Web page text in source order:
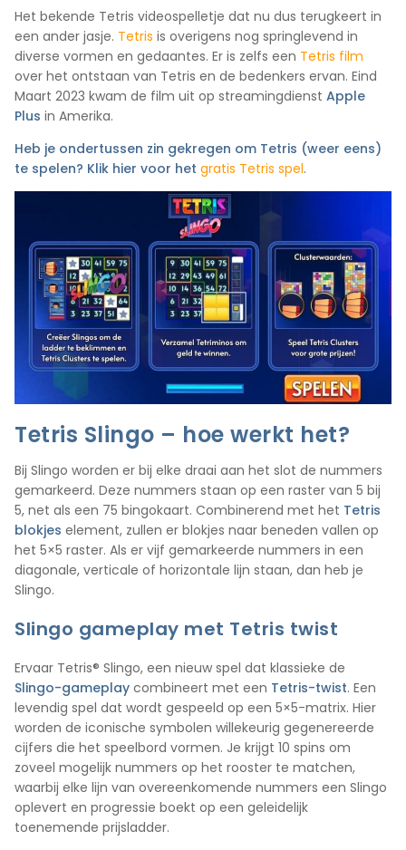
Het bekende Tetris videospelletje dat nu dus terugkeert in
een ander jasje. Tetris is overigens nog springlevend in
diverse vormen en gedaantes. Er is zelfs een Tetris film
over het ontstaan van Tetris en de bedenkers ervan. Eind
Maart 2023 kwam de film uit op streamingdienst Apple
Plus in Amerika.
Heb je ondertussen zin gekregen om Tetris (weer eens)
te spelen? Klik hier voor het gratis Tetris spel.
Tetris Slingo – hoe werkt het?
Bij Slingo worden er bij elke draai aan het slot de nummers
gemarkeerd. Deze nummers staan op een raster van 5 bij
5, net als een 75 bingokaart. Combinerend met het Tetris
blokjes element, zullen er blokjes naar beneden vallen op
het 5×5 raster. Als er vijf gemarkeerde nummers in een
diagonale, verticale of horizontale lijn staan, dan heb je
Slingo.
Slingo gameplay met Tetris twist
Ervaar Tetris® Slingo, een nieuw spel dat klassieke de
Slingo-gameplay combineert met een Tetris-twist. Een
levendig spel dat wordt gespeeld op een 5×5-matrix. Hier
worden de iconische symbolen willekeurig gegenereerde
cijfers die het speelbord vormen. Je krijgt 10 spins om
zoveel mogelijk nummers op het rooster te matchen,
waarbij elke lijn van overeenkomende nummers een Slingo
oplevert en progressie boekt op een geleidelijk
toenemende prijsladder.